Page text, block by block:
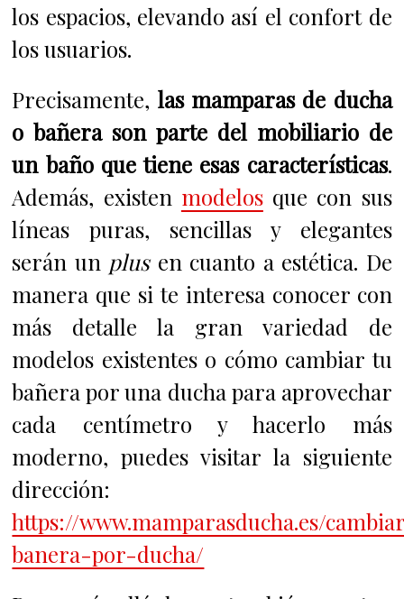
los espacios, elevando así el confort de
los usuarios.
Precisamente, las mamparas de ducha
o bañera son parte del mobiliario de
un baño que tiene esas características.
Además, existen modelosque con sus
líneas puras, sencillas y elegantes
serán un plus en cuanto a estética. De
manera que si te interesa conocer con
más detalle la gran variedad de
modelos existentes o cómo cambiar tu
bañera por una ducha para aprovechar
cada centímetro y hacerlo más
moderno, puedes visitar la siguiente
dirección:
https://www.mamparasducha.es/
banera-por-ducha/